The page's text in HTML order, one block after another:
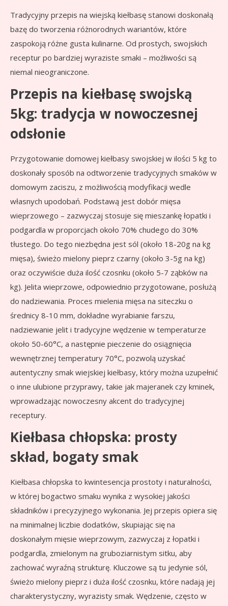
Tradycyjny przepis na wiejską kiełbasę stanowi doskonałą
bazę do tworzenia różnorodnych wariantów, które
zaspokoją różne gusta kulinarne. Od prostych, swojskich
receptur po bardziej wyraziste smaki – możliwości są
niemal nieograniczone.
Przepis na kiełbasę swojską
5kg: tradycja w nowoczesnej
odsłonie
Przygotowanie domowej kiełbasy swojskiej w ilości 5 kg to
doskonały sposób na odtworzenie tradycyjnych smaków w
domowym zaciszu, z możliwością modyfikacji wedle
własnych upodobań. Podstawą jest dobór mięsa
wieprzowego – zazwyczaj stosuje się mieszankę łopatki i
podgardla w proporcjach około 70% chudego do 30%
tłustego. Do tego niezbędna jest sól (około 18-20g na kg
mięsa), świeżo mielony pieprz czarny (około 3-5g na kg)
oraz oczywiście duża ilość czosnku (około 5-7 ząbków na
kg). Jelita wieprzowe, odpowiednio przygotowane, posłużą
do nadziewania. Proces mielenia mięsa na siteczku o
średnicy 8-10 mm, dokładne wyrabianie farszu,
nadziewanie jelit i tradycyjne wędzenie w temperaturze
około 50-60°C, a następnie pieczenie do osiągnięcia
wewnętrznej temperatury 70°C, pozwolą uzyskać
autentyczny smak wiejskiej kiełbasy, który można uzupełnić
o inne ulubione przyprawy, takie jak majeranek czy kminek,
wprowadzając nowoczesny akcent do tradycyjnej
receptury.
Kiełbasa chłopska: prosty
skład, bogaty smak
Kiełbasa chłopska to kwintesencja prostoty i naturalności,
w której bogactwo smaku wynika z wysokiej jakości
składników i precyzyjnego wykonania. Jej przepis opiera się
na minimalnej liczbie dodatków, skupiając się na
doskonałym mięsie wieprzowym, zazwyczaj z łopatki i
podgardla, zmielonym na gruboziarnistym sitku, aby
zachować wyraźną strukturę. Kluczowe są tu jedynie sól,
świeżo mielony pieprz i duża ilość czosnku, które nadają jej
charakterystyczny, wyrazisty smak. Wędzenie, często w